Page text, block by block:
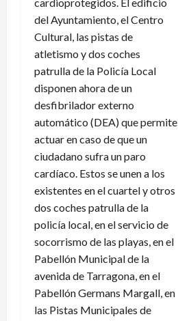
del Ayuntamiento, el Centro
Cultural, las pistas de
atletismo y dos coches
patrulla de la Policía Local
disponen ahora de un
desfibrilador externo
automático (DEA) que permite
actuar en caso de que un
ciudadano sufra un paro
cardíaco. Estos se unen a los
existentes en el cuartel y otros
dos coches patrulla de la
policía local, en el servicio de
socorrismo de las playas, en el
Pabellón Municipal de la
avenida de Tarragona, en el
Pabellón Germans Margall, en
las Pistas Municipales de